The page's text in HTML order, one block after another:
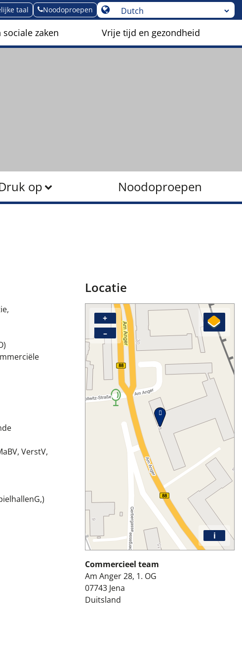
taal Noodoproepen
zaken Vrije tijd en gezondheid
op Noodoproepen
VerstV,
Locatie
+
–
i
Commercieel team
Am Anger 28, 1. OG
07743 Jena
Duitsland